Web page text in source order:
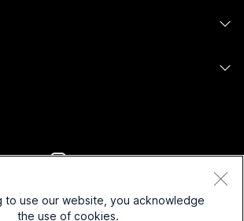
보안
비영리
포용성
영업팀에 문의
to use our website, you acknowledge
the use of cookies.